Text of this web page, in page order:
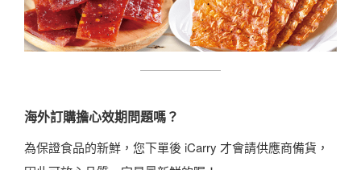
海外訂購擔心效期問題嗎？
為保證食品的新鮮，您下單後 iCarry 才會請供應商備貨，